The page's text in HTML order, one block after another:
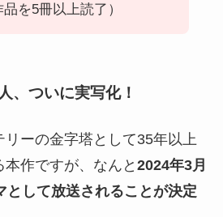
を5冊以上読了）
、ついに実写化！
リーの金字塔として35年以上
作ですが、なんと 2024年3月
として放送されることが決定